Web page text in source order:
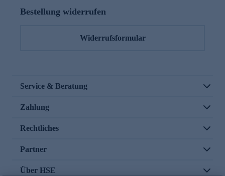
Bestellung widerrufen
Widerrufsformular
Service & Beratung
Zahlung
Rechtliches
Partner
Über HSE